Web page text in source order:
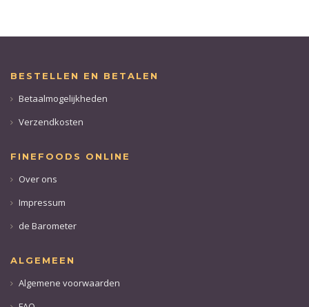
BESTELLEN EN BETALEN
Betaalmogelijkheden
Verzendkosten
FINEFOODS ONLINE
Over ons
Impressum
de Barometer
ALGEMEEN
Algemene voorwaarden